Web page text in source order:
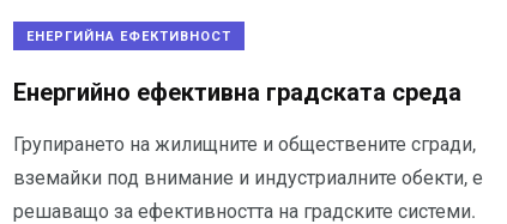
ЕНЕРГИЙНА ЕФЕКТИВНОСТ
Енергийно ефективна градската среда
Групирането на жилищните и обществените сгради,
вземайки под внимание и индустриалните обекти, е
решаващо за ефективността на градските системи.